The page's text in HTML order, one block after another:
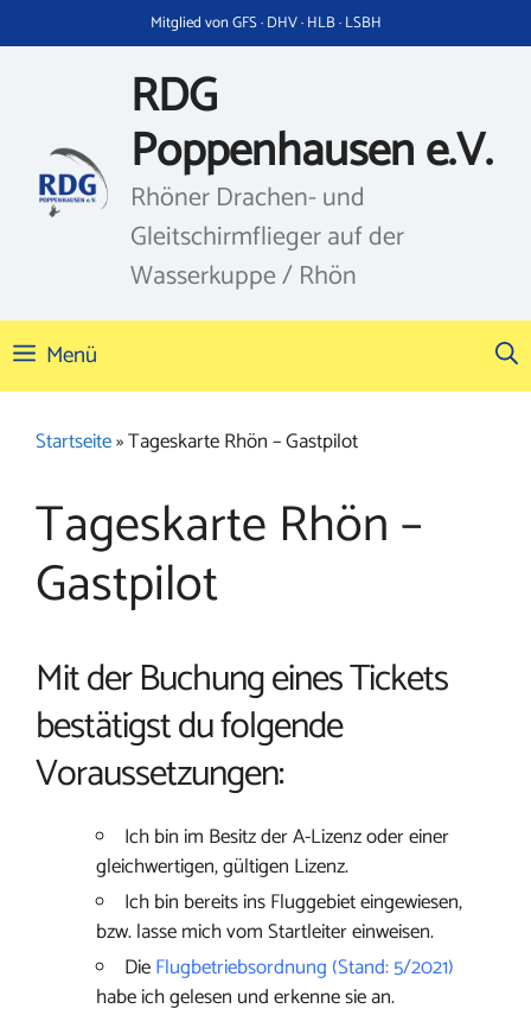
Inhalt
Mitglied von GFS · DHV · HLB · LSBH
RDG
Poppenhausen e.V.
Rhöner Drachen- und
Gleitschirmflieger auf der
Wasserkuppe / Rhön
Menü
Startseite»Tageskarte Rhön – Gastpilot
Tageskarte Rhön –
Gastpilot
Mit der Buchung eines Tickets
bestätigst du folgende
Voraussetzungen:
Ich bin im Besitz der A-Lizenz oder einer
gleichwertigen, gültigen Lizenz.
Ich bin bereits ins Fluggebiet eingewiesen,
bzw. lasse mich vom Startleiter einweisen.
DieFlugbetriebsordnung (Stand: 5/2021)
habe ich gelesen und erkenne sie an.